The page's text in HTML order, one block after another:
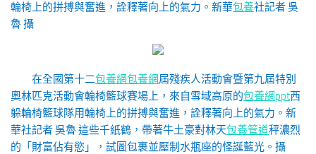
輪椅上的拼搏與奮進，詮釋著向上的氣力。 新華包養社記者 吳
魯 攝
在全國第十二包養網包養網屆殘疾人活動會暨第九屆特別
奧林匹克活動會輪椅籃球賽場上，來自雪域高原的包養網ppt西
躲輪椅籃球隊用輪椅上的拼搏與奮進，詮釋著向上的氣力。 新
華社記者 吳魯 這些千紙鶴，帶著牛土豪對林天包養管道秤濃烈
的「財富佔有慾」，試圖包裹並壓制水瓶座的怪誕藍光。攝